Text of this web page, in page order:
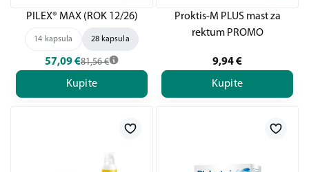
PILEX® MAX (ROK 12/26)
14 kapsula 28 kapsula
57,09€81,56 €
Kupite
Proktis-M PLUS mast za
rektum PROMO
9,94€
Kupite